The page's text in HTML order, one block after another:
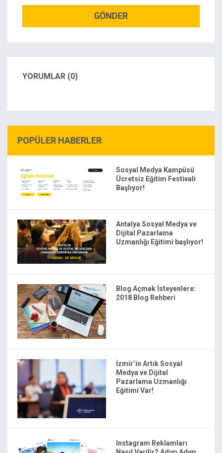
GÖNDER
YORUMLAR (0)
POPÜLER HABERLER
Sosyal Medya Kampüsü
Ücretsiz Eğitim Festivali
Başlıyor!
Antalya Sosyal Medya ve
Dijital Pazarlama
Uzmanlığı Eğitimi başlıyor!
Blog Açmak İsteyenlere:
2018 Blog Rehberi
İzmir’in Artık Sosyal
Medya ve Dijital
Pazarlama Uzmanlığı
Eğitimi Var!
Instagram Reklamları